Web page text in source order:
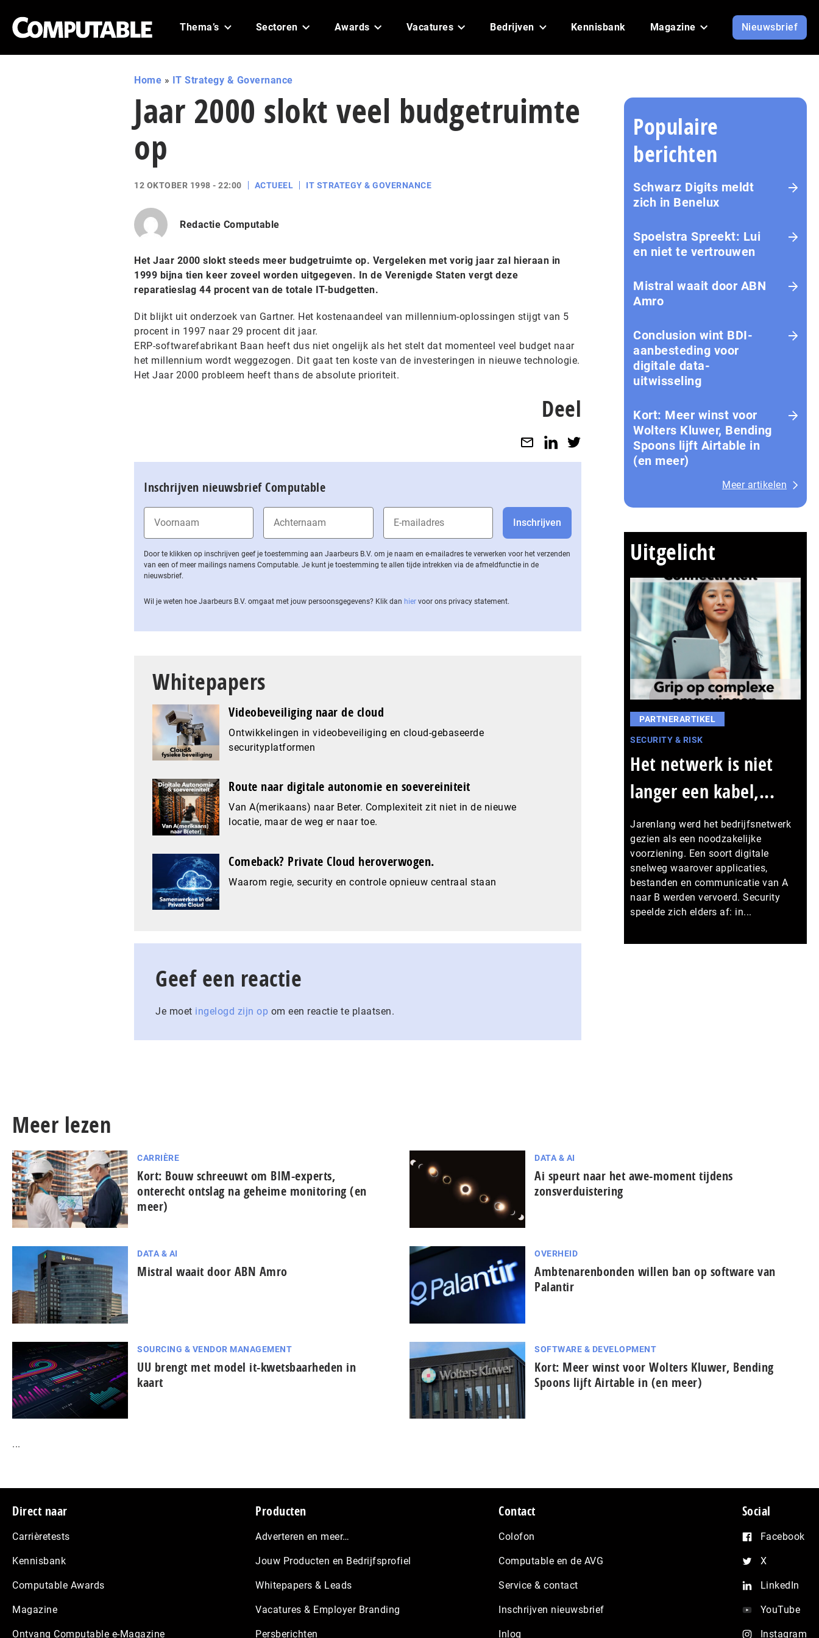
Thema’s Sectoren Awards Vacatures Bedrijven Kennisbank Magazine Nieuwsbrief
Home » IT Strategy & Governance
Jaar 2000 slokt veel budgetruimte
op
12 OKTOBER 1998 - 22:00 ACTUEEL IT STRATEGY & GOVERNANCE
Redactie Computable
Het Jaar 2000 slokt steeds meer budgetruimte op. Vergeleken met vorig jaar zal hieraan in
1999 bijna tien keer zoveel worden uitgegeven. In de Verenigde Staten vergt deze
reparatieslag 44 procent van de totale IT-budgetten.
Dit blijkt uit onderzoek van Gartner. Het kostenaandeel van millennium-oplossingen stijgt van 5
procent in 1997 naar 29 procent dit jaar.
ERP-softwarefabrikant Baan heeft dus niet ongelijk als het stelt dat momenteel veel budget naar
het millennium wordt weggezogen. Dit gaat ten koste van de investeringen in nieuwe technologie.
Het Jaar 2000 probleem heeft thans de absolute prioriteit.
Deel
Inschrijven nieuwsbrief Computable
Door te klikken op inschrijven geef je toestemming aan Jaarbeurs B.V. om je naam en e-mailadres te verwerken voor het verzenden
van een of meer mailings namens Computable. Je kunt je toestemming te allen tijde intrekken via de af­meld­func­tie in de
nieuwsbrief.
Wil je weten hoe Jaarbeurs B.V. omgaat met jouw per­soons­ge­ge­vens? Klik dan hier voor ons privacy statement.
Whitepapers
Videobeveiliging naar de cloud
Ontwikkelingen in videobeveiliging en cloud-gebaseerde
securityplatformen
Route naar digitale autonomie en soevereiniteit
Van A(merikaans) naar Beter. Complexiteit zit niet in de nieuwe
locatie, maar de weg er naar toe.
Comeback? Private Cloud heroverwogen.
Waarom regie, security en controle opnieuw centraal staan
Geef een reactie
Je moet ingelogd zijn op om een reactie te plaatsen.
Populaire
berichten
Schwarz Digits meldt
zich in Benelux
Spoelstra Spreekt: Lui
en niet te vertrouwen
Mistral waait door ABN
Amro
Conclusion wint BDI-
aanbesteding voor
digitale data-
uitwisseling
Kort: Meer winst voor
Wolters Kluwer, Bending
Spoons lijft Airtable in
(en meer)
Meer artikelen
Uitgelicht
PARTNERARTIKEL
SECURITY & RISK
Het netwerk is niet
langer een kabel,...
Jarenlang werd het bedrijfsnetwerk
gezien als een noodzakelijke
voorziening. Een soort digitale
snelweg waarover applicaties,
bestanden en communicatie van A
naar B werden vervoerd. Security
speelde zich elders af: in...
Meer lezen
CARRIÈRE
Kort: Bouw schreeuwt om BIM-experts,
onterecht ontslag na geheime monitoring (en
meer)
DATA & AI
Ai speurt naar het awe-moment tijdens
zonsverduistering
DATA & AI
Mistral waait door ABN Amro
OVERHEID
Ambtenarenbonden willen ban op software van
Palantir
SOURCING & VENDOR MANAGEMENT
UU brengt met model it-kwetsbaarheden in
kaart
SOFTWARE & DEVELOPMENT
Kort: Meer winst voor Wolters Kluwer, Bending
Spoons lijft Airtable in (en meer)
...
Footer
Direct naar
Carrièretests
Kennisbank
Computable Awards
Magazine
Ontvang Computable e-Magazine
Producten
Adverteren en meer…
Jouw Producten en Bedrijfsprofiel
Whitepapers & Leads
Vacatures & Employer Branding
Persberichten
Contact
Colofon
Computable en de AVG
Service & contact
Inschrijven nieuwsbrief
Inlog
Social
Facebook
X
LinkedIn
YouTube
Instagram